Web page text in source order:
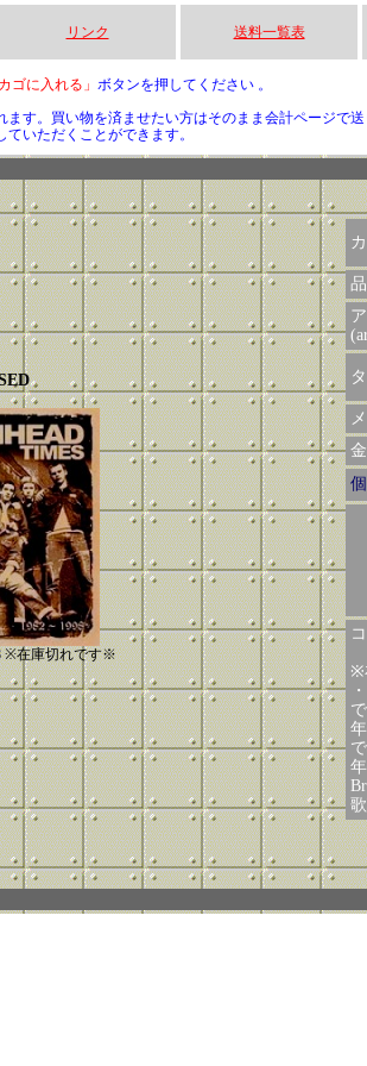
リンク 送料一覧表
ゴに入れる」 ボタンを押してください 。
す。買い物を済ませたい方はそのまま会計ページで
いただくことができます。
※在庫切れです※
※